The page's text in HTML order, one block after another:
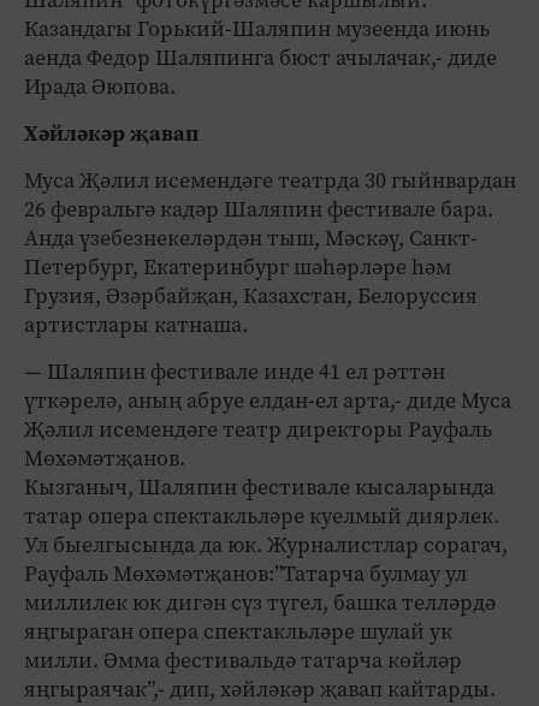
Казандагы Горький-Шаляпин музеенда июнь
аенда Федор Шаляпинга бюст ачылачак,- диде
Ирада Әюпова.
Хәйләкәр җавап
Муса Җәлил исемендәге театрда 30 гыйнвардан
26 февральгә кадәр Шаляпин фестивале бара.
Анда үзебезнекеләрдән тыш, Мәскәү, Санкт-
Петербург, Екатеринбург шәһәрләре һәм
Грузия, Әзәрбайҗан, Казахстан, Белоруссия
артистлары катнаша.
— Шаляпин фестивале инде 41 ел рәттән
үткәрелә, аның абруе елдан-ел арта,- диде Муса
Җәлил исемендәге театр директоры Рауфаль
Мөхәмәтҗанов.
Кызганыч, Шаляпин фестивале кысаларында
татар опера спектакльләре куелмый диярлек.
Ул быелгысында да юк. Журналистлар сорагач,
Рауфаль Мөхәмәтҗанов:”Татарча булмау ул
миллилек юк дигән сүз түгел, башка телләрдә
яңгыраган опера спектакльләре шулай ук
милли. Әмма фестивальдә татарча көйләр
яңгыраячак”,- дип, хәйләкәр җавап кайтарды.